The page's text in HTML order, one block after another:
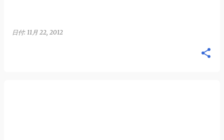
日付: 11月 22, 2012